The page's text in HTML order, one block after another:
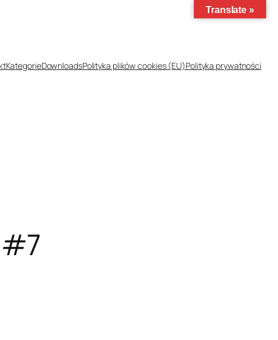
KategorieDownloadsPolityka plików cookies (EU)Polityka prywatności
Translate »